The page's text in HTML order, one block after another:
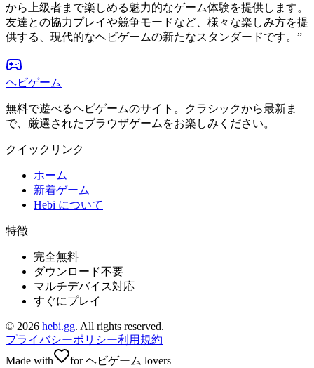
から上級者まで楽しめる魅力的なゲーム体験を提供します。
友達との協力プレイや競争モードなど、様々な楽しみ方を提
供する、現代的なヘビゲームの新たなスタンダードです。 ”
ヘビゲーム
無料で遊べるヘビゲームのサイト。クラシックから最新ま
で、厳選されたブラウザゲームをお楽しみください。
クイックリンク
ホーム
新着ゲーム
Hebi について
特徴
完全無料
ダウンロード不要
マルチデバイス対応
すぐにプレイ
© 2026 hebi.gg. All rights reserved.
プライバシーポリシー利用規約
Made with
for ヘビゲーム lovers